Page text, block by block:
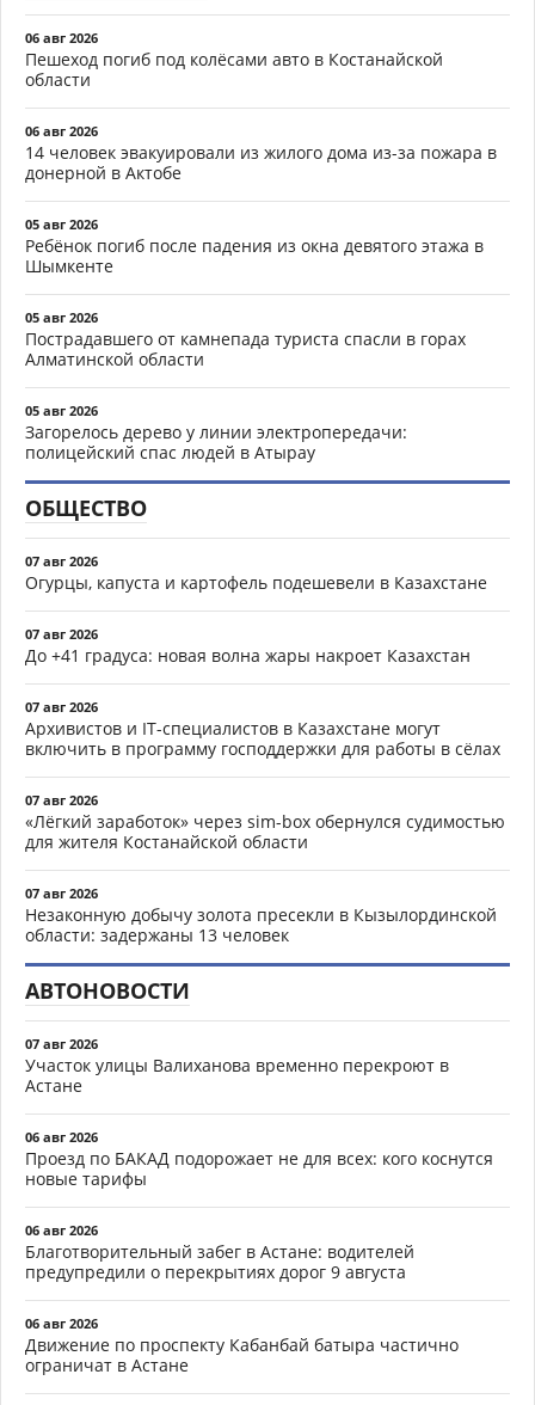
06 авг 2026
Пешеход погиб под колёсами авто в Костанайской
области
06 авг 2026
14 человек эвакуировали из жилого дома из-за пожара в
донерной в Актобе
05 авг 2026
Ребёнок погиб после падения из окна девятого этажа в
Шымкенте
05 авг 2026
Пострадавшего от камнепада туриста спасли в горах
Алматинской области
05 авг 2026
Загорелось дерево у линии электропередачи:
полицейский спас людей в Атырау
ОБЩЕСТВО
07 авг 2026
Огурцы, капуста и картофель подешевели в Казахстане
07 авг 2026
До +41 градуса: новая волна жары накроет Казахстан
07 авг 2026
Архивистов и IT-специалистов в Казахстане могут
включить в программу господдержки для работы в сёлах
07 авг 2026
«Лёгкий заработок» через sim-box обернулся судимостью
для жителя Костанайской области
07 авг 2026
Незаконную добычу золота пресекли в Кызылординской
области: задержаны 13 человек
АВТОНОВОСТИ
07 авг 2026
Участок улицы Валиханова временно перекроют в
Астане
06 авг 2026
Проезд по БАКАД подорожает не для всех: кого коснутся
новые тарифы
06 авг 2026
Благотворительный забег в Астане: водителей
предупредили о перекрытиях дорог 9 августа
06 авг 2026
Движение по проспекту Кабанбай батыра частично
ограничат в Астане